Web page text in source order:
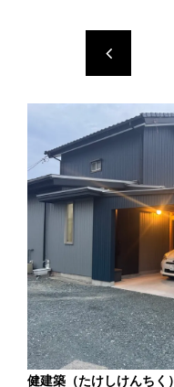
健建築（たけしけんちく）